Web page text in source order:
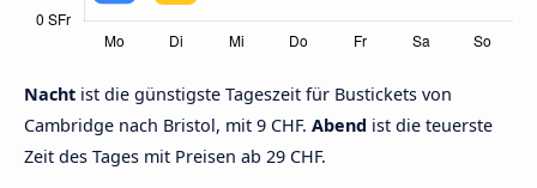
Nacht ist die günstigste Tageszeit für Bustickets von
Cambridge nach Bristol, mit 9 CHF. Abend ist die teuerste
Zeit des Tages mit Preisen ab 29 CHF.